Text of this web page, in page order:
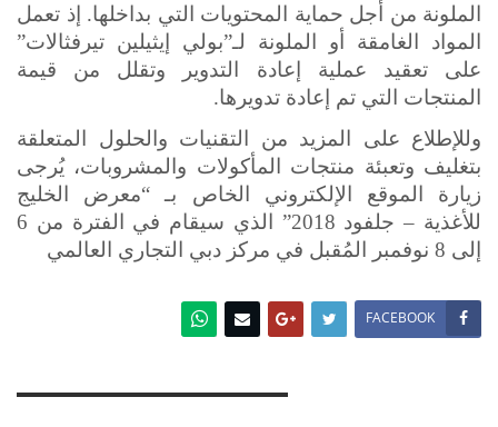
الملونة من أجل حماية المحتويات التي بداخلها. إذ تعمل
المواد الغامقة أو الملونة لـ”بولي إيثيلين تيرفثالات”
على تعقيد عملية إعادة التدوير وتقلل من قيمة
المنتجات التي تم إعادة تدويرها.
وللإطلاع على المزيد من التقنيات والحلول المتعلقة
بتغليف وتعبئة منتجات المأكولات والمشروبات، يُرجى
زيارة الموقع الإلكتروني الخاص بـ “معرض الخليج
للأغذية – جلفود 2018” الذي سيقام في الفترة من 6
إلى 8 نوفمبر المُقبل في مركز دبي التجاري العالمي
FACEBOOK